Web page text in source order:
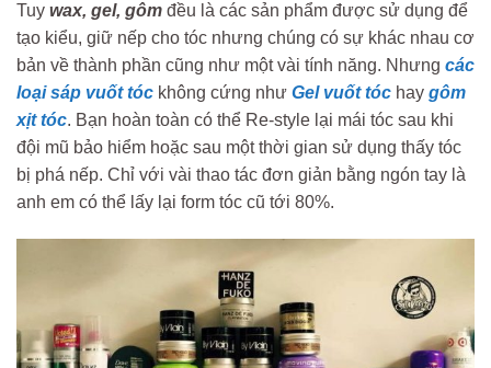
Tuy wax, gel, gôm đều là các sản phẩm được sử dụng để
tạo kiểu, giữ nếp cho tóc nhưng chúng có sự khác nhau cơ
bản về thành phần cũng như một vài tính năng. Nhưng các
loại sáp vuốt tóc không cứng như Gel vuốt tóc hay gôm
xịt tóc. Bạn hoàn toàn có thể Re-style lại mái tóc sau khi
đội mũ bảo hiểm hoặc sau một thời gian sử dụng thấy tóc
bị phá nếp. Chỉ với vài thao tác đơn giản bằng ngón tay là
anh em có thể lấy lại form tóc cũ tới 80%.